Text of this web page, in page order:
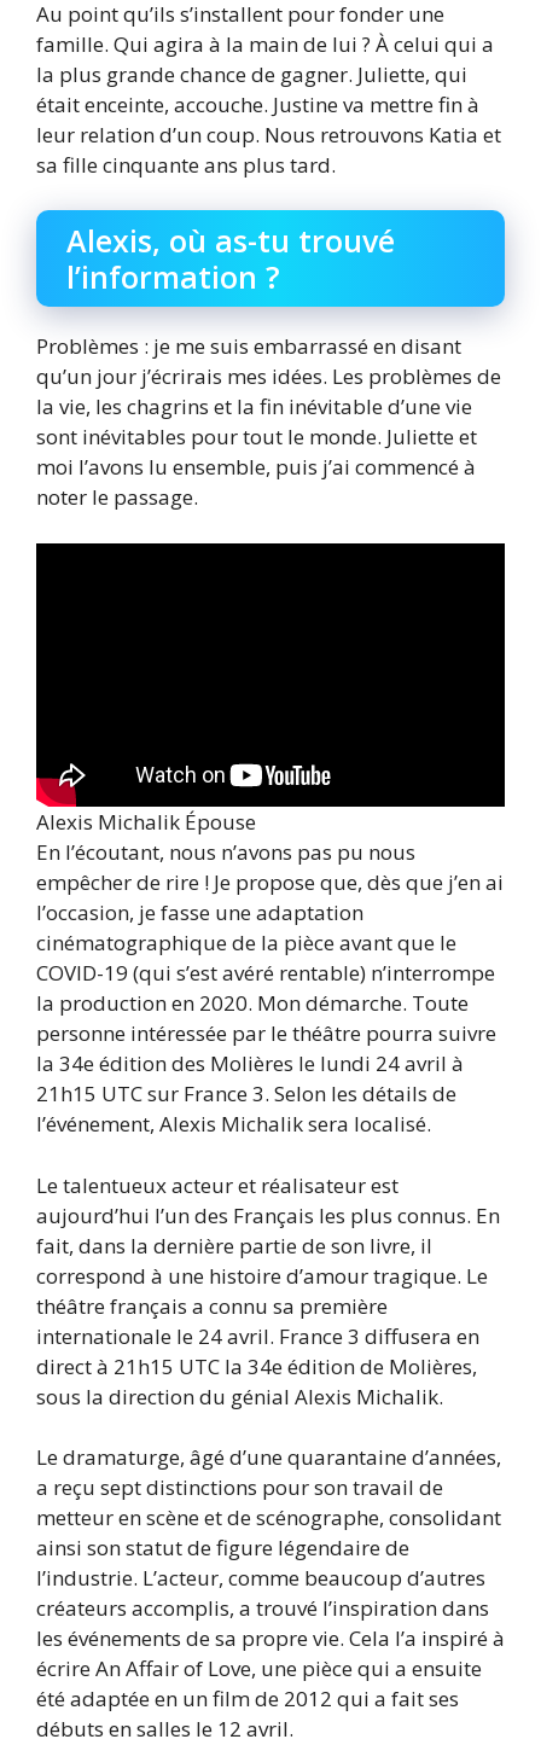
Au point qu’ils s’installent pour fonder une
famille. Qui agira à la main de lui ? À celui qui a
la plus grande chance de gagner. Juliette, qui
était enceinte, accouche. Justine va mettre fin à
leur relation d’un coup. Nous retrouvons Katia et
sa fille cinquante ans plus tard.
Alexis, où as-tu trouvé
l’information ?
Problèmes : je me suis embarrassé en disant
qu’un jour j’écrirais mes idées. Les problèmes de
la vie, les chagrins et la fin inévitable d’une vie
sont inévitables pour tout le monde. Juliette et
moi l’avons lu ensemble, puis j’ai commencé à
noter le passage.
Alexis Michalik Épouse
En l’écoutant, nous n’avons pas pu nous
empêcher de rire ! Je propose que, dès que j’en ai
l’occasion, je fasse une adaptation
cinématographique de la pièce avant que le
COVID-19 (qui s’est avéré rentable) n’interrompe
la production en 2020. Mon démarche. Toute
personne intéressée par le théâtre pourra suivre
la 34e édition des Molières le lundi 24 avril à
21h15 UTC sur France 3. Selon les détails de
l’événement, Alexis Michalik sera localisé.
Le talentueux acteur et réalisateur est
aujourd’hui l’un des Français les plus connus. En
fait, dans la dernière partie de son livre, il
correspond à une histoire d’amour tragique. Le
théâtre français a connu sa première
internationale le 24 avril. France 3 diffusera en
direct à 21h15 UTC la 34e édition de Molières,
sous la direction du génial Alexis Michalik.
Le dramaturge, âgé d’une quarantaine d’années,
a reçu sept distinctions pour son travail de
metteur en scène et de scénographe, consolidant
ainsi son statut de figure légendaire de
l’industrie. L’acteur, comme beaucoup d’autres
créateurs accomplis, a trouvé l’inspiration dans
les événements de sa propre vie. Cela l’a inspiré à
écrire An Affair of Love, une pièce qui a ensuite
été adaptée en un film de 2012 qui a fait ses
débuts en salles le 12 avril.